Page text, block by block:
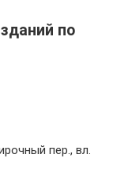
по
пер., вл.